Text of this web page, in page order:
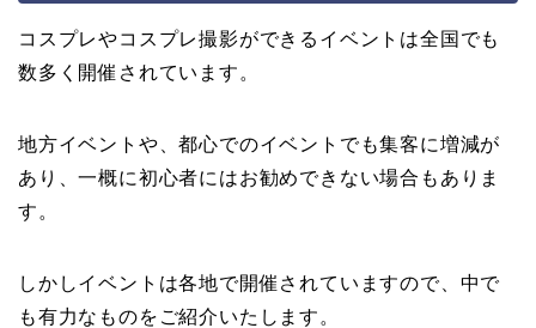
コスプレやコスプレ撮影ができるイベントは全国でも
数多く開催されています。
地方イベントや、都心でのイベントでも集客に増減が
あり、一概に初心者にはお勧めできない場合もありま
す。
しかしイベントは各地で開催されていますので、中で
も有力なものをご紹介いたします。